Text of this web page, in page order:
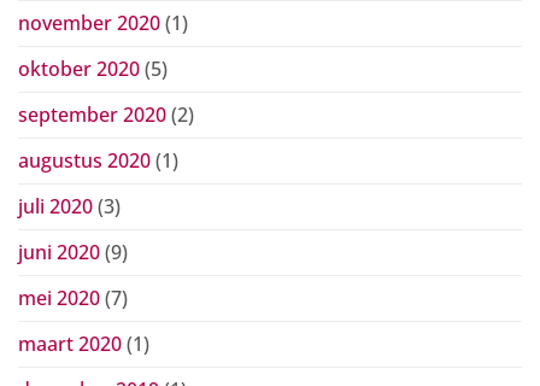
november 2020(1)
oktober 2020(5)
september 2020(2)
augustus 2020(1)
juli 2020(3)
juni 2020(9)
mei 2020(7)
maart 2020(1)